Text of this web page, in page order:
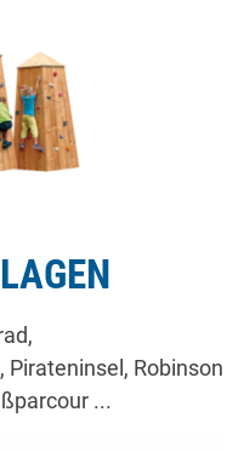
Robinson
...